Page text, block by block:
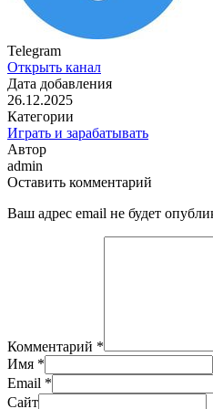
Telegram
Открыть канал
Дата добавления
26.12.2025
Категории
Играть и зарабатывать
Автор
admin
Оставить комментарий
Ваш адрес email не будет
Комментарий *
Имя *
Email *
Сайт